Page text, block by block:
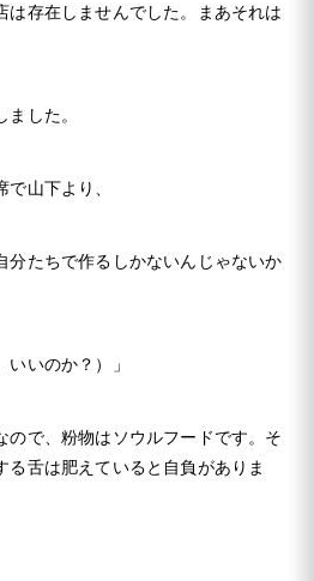
は存在しませんでした。まあそれは
した。
山下より、
分たちで作るしかないんじゃないか
いいのか？）」
ので、粉物はソウルフードです。そ
る舌は肥えていると自負がありま